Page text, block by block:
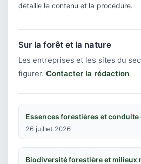
détaille le contenu et la procédure.
Sur la forêt et la nature
Les entreprises et les sites du
figurer. Contacter la rédaction
Essences forestières et
26 juillet 2026
Biodiversité forestière et milieux